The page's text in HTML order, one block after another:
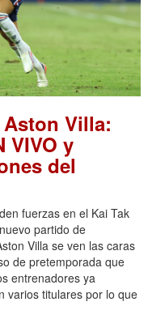
Villa:
VIVO y
del
fuerzas en el Kai Tak
partido de
Villa se ven las caras
de pretemporada que
entrenadores ya
varios titulares por lo que